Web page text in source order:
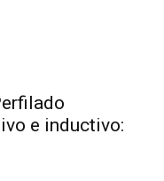
e inductivo: